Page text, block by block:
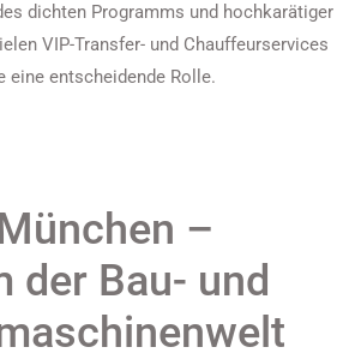
dichten Programms und hochkarätiger
VIP-Transfer- und Chauffeurservices
eine entscheidende Rolle.
–
der Bau- und